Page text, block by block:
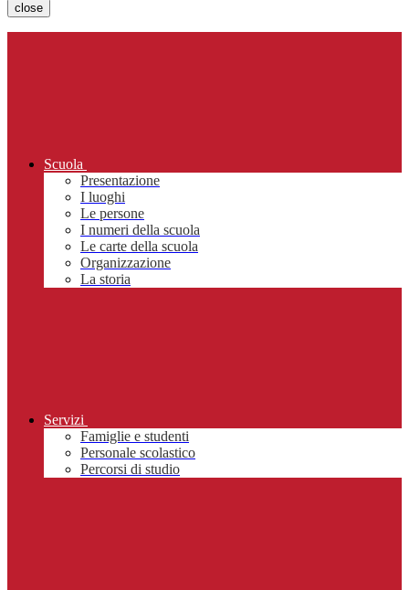
close
Scuola
Presentazione
I luoghi
Le persone
I numeri della scuola
Le carte della scuola
Organizzazione
La storia
Servizi
Famiglie e studenti
Personale scolastico
Percorsi di studio